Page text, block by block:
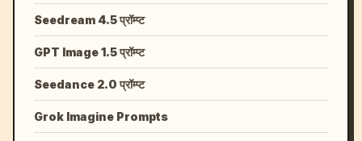
Seedream 4.5 प्रॉम्प्ट
GPT Image 1.5 प्रॉम्प्ट
Seedance 2.0 प्रॉम्प्ट
Grok Imagine Prompts